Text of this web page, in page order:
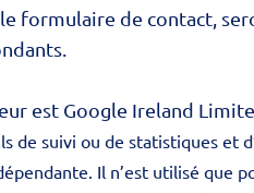
formulaire de contact,
est Google Ireland
de suivi ou de statistiques
Il n’est utilisé